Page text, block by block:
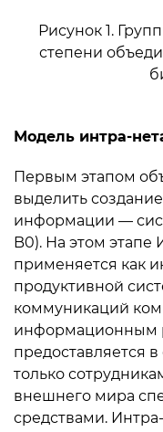
Рисунок 1.
степени
Мoдель интра-
Первым этапом
выделить
информации —
B0). На этом этапе
применяется как
продуктивной
коммуникаций
информационным
предоставляется
только
внешнего мира
средствами.